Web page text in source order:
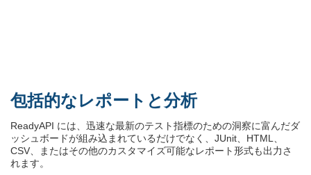
包括的なレポートと分析
ReadyAPI には、迅速な最新のテスト指標のための洞察に富んだダ
ッシュボードが組み込まれているだけでなく、JUnit、HTML、
CSV、またはその他のカスタマイズ可能なレポート形式も出力さ
れます。